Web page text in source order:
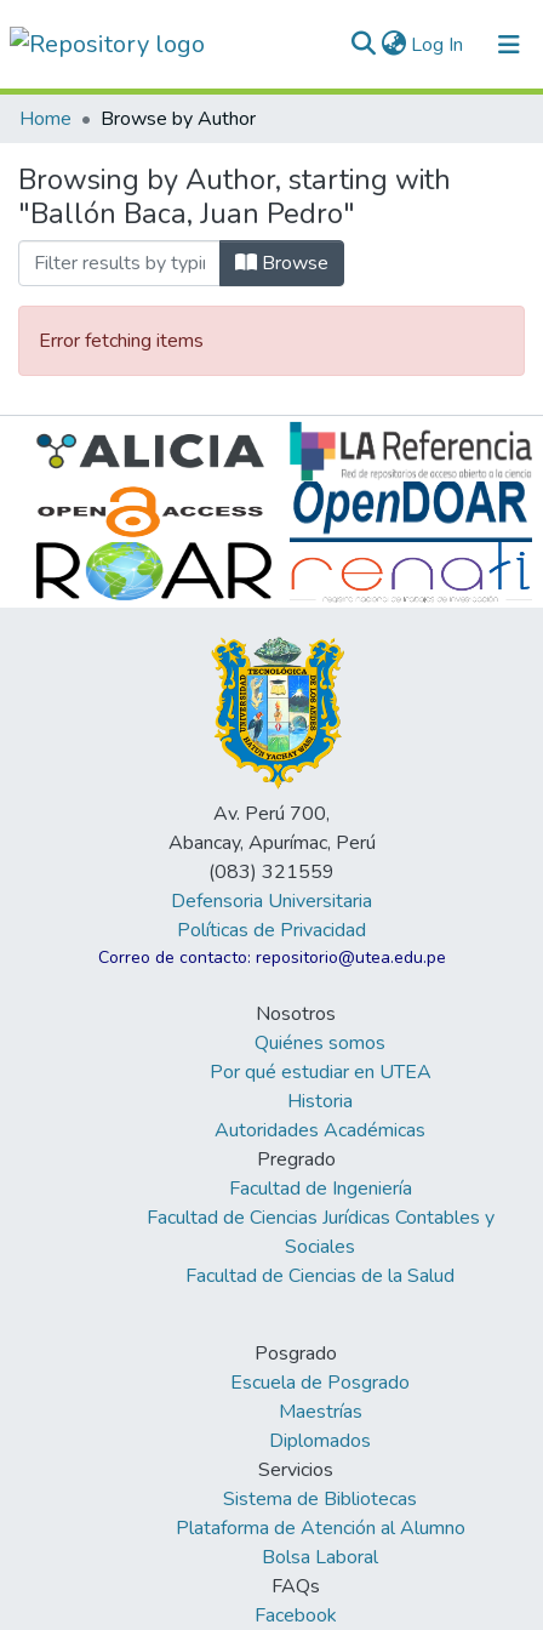
Log In (current)
Communities & Collections
All of DSpace
Normativas
Home Browse by Author
Browsing by Author, starting with
"Ballón Baca, Juan Pedro"
Browse
Error fetching items
Av. Perú 700,
Abancay, Apurímac, Perú
(083) 321559
Defensoria Universitaria
Políticas de Privacidad
Correo de contacto: repositorio@utea.edu.pe
Nosotros
Quiénes somos
Por qué estudiar en UTEA
Historia
Autoridades Académicas
Pregrado
Facultad de Ingeniería
Facultad de Ciencias Jurídicas Contables y
Sociales
Facultad de Ciencias de la Salud
Posgrado
Escuela de Posgrado
Maestrías
Diplomados
Servicios
Sistema de Bibliotecas
Plataforma de Atención al Alumno
Bolsa Laboral
FAQs
Facebook